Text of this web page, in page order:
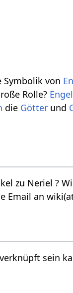
Symbolik von
Rolle? Engel
die Götter und
zu Neriel ?
Email an
sein